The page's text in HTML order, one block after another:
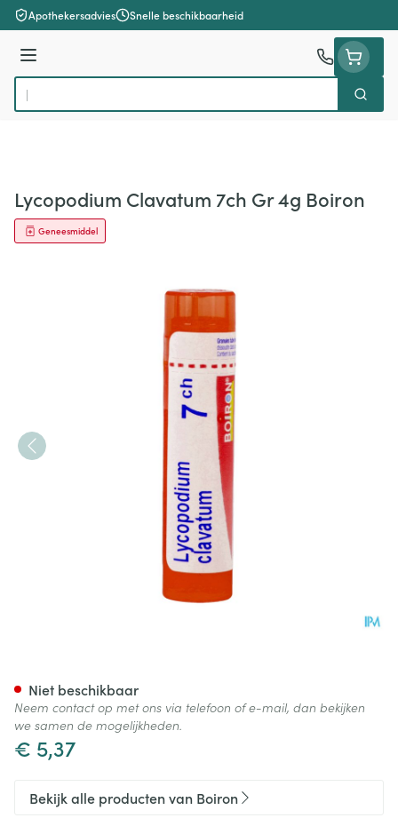
Ga naar de inhoud
Apothekersadvies Snelle beschikbaarheid
Menu
Product, merk, categorie...
Zoek
Lycopodium Clavatum 7ch Gr 4g Boiron
Geneesmiddel
€ 5,37
Niet beschikbaar
Neem contact op met ons via telefoon of e-mail, dan bekijken
we samen de mogelijkheden.
Bekijk alle producten van Boiron